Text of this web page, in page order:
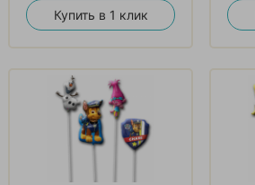
Купить в 1 клик